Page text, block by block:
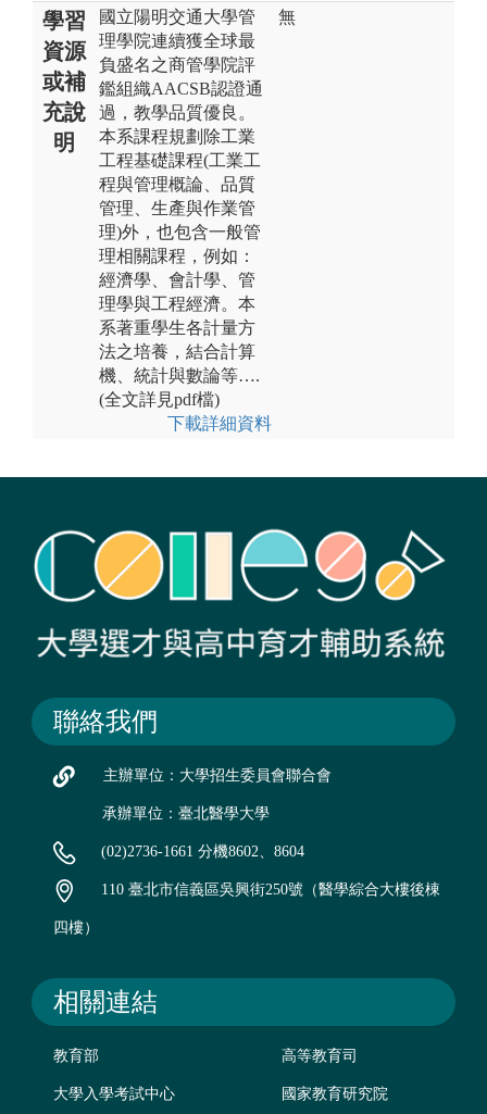
學習
資源
或補
充說
明
國立陽明交通大學管
理學院連續獲全球最
負盛名之商管學院評
鑑組織AACSB認證通
過，教學品質優良。
本系課程規劃除工業
工程基礎課程(工業工
程與管理概論、品質
管理、生產與作業管
理)外，也包含一般管
理相關課程，例如：
經濟學、會計學、管
理學與工程經濟。本
系著重學生各計量方
法之培養，結合計算
機、統計與數論等….
(全文詳見pdf檔)
下載詳細資料
無
聯絡我們
主辦單位：大學招生委員會聯合會
承辦單位：臺北醫學大學
(02)2736-1661 分機8602、8604
110 臺北市信義區吳興街250號（醫學綜合大樓後棟
四樓）
相關連結
教育部 高等教育司
大學入學考試中心 國家教育研究院